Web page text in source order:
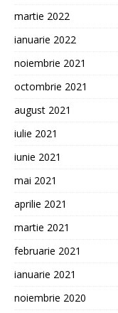
martie 2022
ianuarie 2022
noiembrie 2021
octombrie 2021
august 2021
iulie 2021
iunie 2021
mai 2021
aprilie 2021
martie 2021
februarie 2021
ianuarie 2021
noiembrie 2020